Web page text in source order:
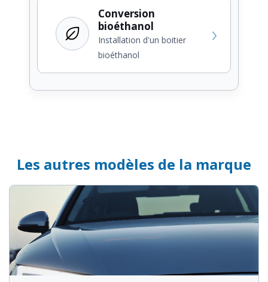
Conversion
bioéthanol
Installation d'un boitier
bioéthanol
Les autres modèles de la marque